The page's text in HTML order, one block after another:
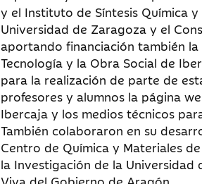
y el Instituto de Síntesis Química
Universidad de Zaragoza y el
aportando financiación también
Tecnología y la Obra Social de
para la realización de parte de
profesores y alumnos la página
Ibercaja y los medios técnicos
También colaboraron en su
Centro de Química y Materiales
la Investigación de la Universidad